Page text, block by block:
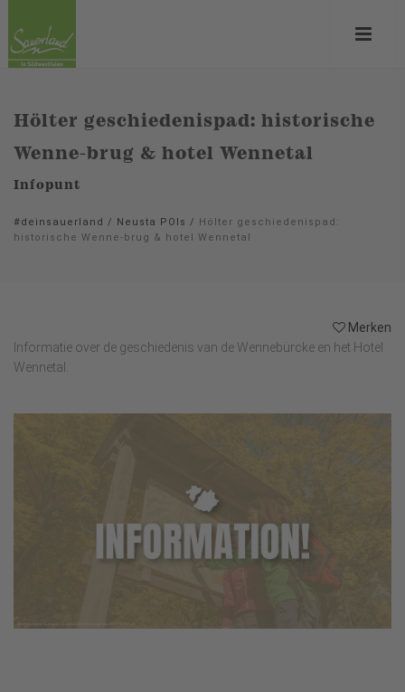
Hölter geschiedenispad: historische
Wenne-brug & hotel Wennetal
Infopunt
#deinsauerland / Neusta POIs / Hölter geschiedenispad:
historische Wenne-brug & hotel Wennetal
Merken
Informatie over de geschiedenis van de Wennebürcke en het Hotel
Wennetal.